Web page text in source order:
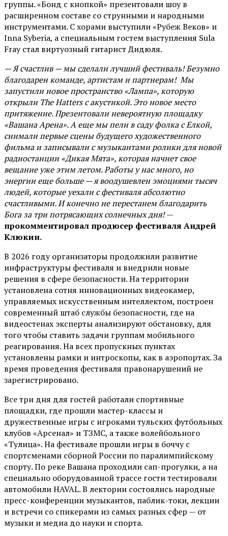
группы. «Бонд с кнопкой» презентовали шоу в
расширенном составе со струнными и народными
инструментами. С хорами выступили «Рубеж Веков» и
Inna Syberia, а специальным гостем выступления Sula
Fray стал виртуозный гитарист Дидюля.
— Я счастлив — мы сделали лучший фестиваль! Безумно
благодарен команде, артистам и партнерам! Мы
запустили новое пространство «Лампа», которую
открыли The Hatters с акустикой. Это новое место
притяжение. Презентовали невероятную площадку
«Вашана Арена». А еще мы пели в саду фолка с Елкой,
снимали первые сцены будущего художественного
фильма и записывали с музыкантами ролики для новой
радиостанции «Дикая Мята», которая начнет свое
вещание уже этим летом. Работы у нас много, но
энергии еще больше — я воодушевлен эмоциями тысяч
людей, которые уехали с фестиваля абсолютно
счастливыми. И конечно не перестанем благодарить
Бога за три потрясающих солнечных дня!—
прокомментировал продюсер фестиваля Андрей
Клюкин.
В 2026 году организаторы продолжили развитие
инфраструктуры фестиваля и внедрили новые
решения в сфере безопасности. На территории
установлена сотня инновационных видеокамер,
управляемых искусственным интеллектом, построен
современный штаб службы безопасности, где на
видеостенах эксперты анализируют обстановку, для
того чтобы ставить задачи группам мобильного
реагирования. На всех пропускных пунктах
установлены рамки и интроскопы, как в аэропортах. За
время проведения фестиваля правонарушений не
зарегистрировано.
Все три дня для гостей работали спортивные
площадки, где прошли мастер-классы и
дружественные игры с игроками тульских футбольных
клубов «Арсенал» и ТЗМС, а также волейбольного
«Тулица». На фестивале прошли игры в боччу с
спортсменами сборной России по паралимпийскому
спорту. По реке Вашана проходили сап-прогулки, а на
специально оборудованной трассе гости тестировали
автомобили HAVAL. В лектории состоялись народные
пресс-конференции музыкантов, паблик-токи, лекции
и встречи со спикерами из самых разных сфер — от
музыки и медиа до науки и спорта.